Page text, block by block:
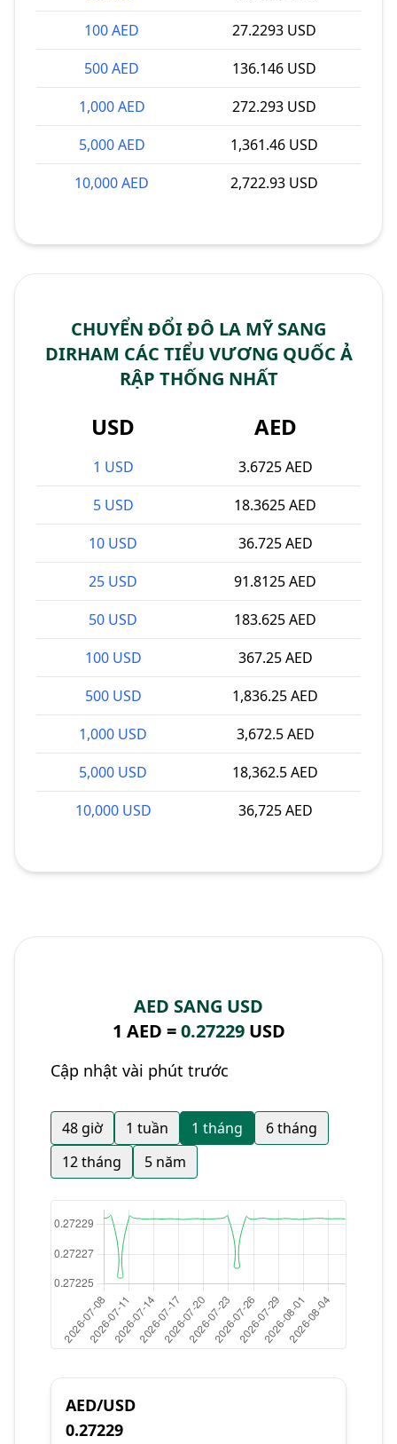
100 AED
27.2293 USD
500 AED
136.146 USD
1,000 AED
272.293 USD
5,000 AED
1,361.46 USD
10,000 AED
2,722.93 USD
CHUYỂN ĐỔI ĐÔ LA MỸ SANG
DIRHAM CÁC TIỂU VƯƠNG QUỐC Ả
RẬP THỐNG NHẤT
USD AED
1 USD
3.6725 AED
5 USD
18.3625 AED
10 USD
36.725 AED
25 USD
91.8125 AED
50 USD
183.625 AED
100 USD
367.25 AED
500 USD
1,836.25 AED
1,000 USD
3,672.5 AED
5,000 USD
18,362.5 AED
10,000 USD
36,725 AED
AED SANG USD
1 AED =0.27229USD
Cập nhật vài phút trước
48 giờ 1 tuần 1 tháng
6 tháng
12 tháng
5 năm
AED/USD
0.27229